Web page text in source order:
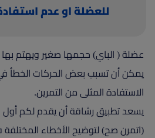
للعضلة او عدم
عضلة ( الباي) حجمها صغير ويهتم بها
يمكن أن تسبب بعض الحركات الخطأ
الاستفادة المثلى من التمرين.
يسعد تطبيق رشاقة أن يقدم لكم
(اتمرن صح) لتوضيح الأخطاء المختلفة